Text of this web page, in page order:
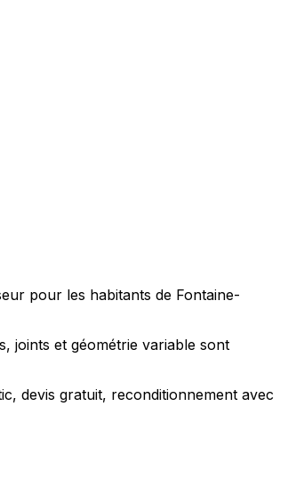
pour les habitants de Fontaine-
joints et géométrie variable sont
devis gratuit, reconditionnement avec